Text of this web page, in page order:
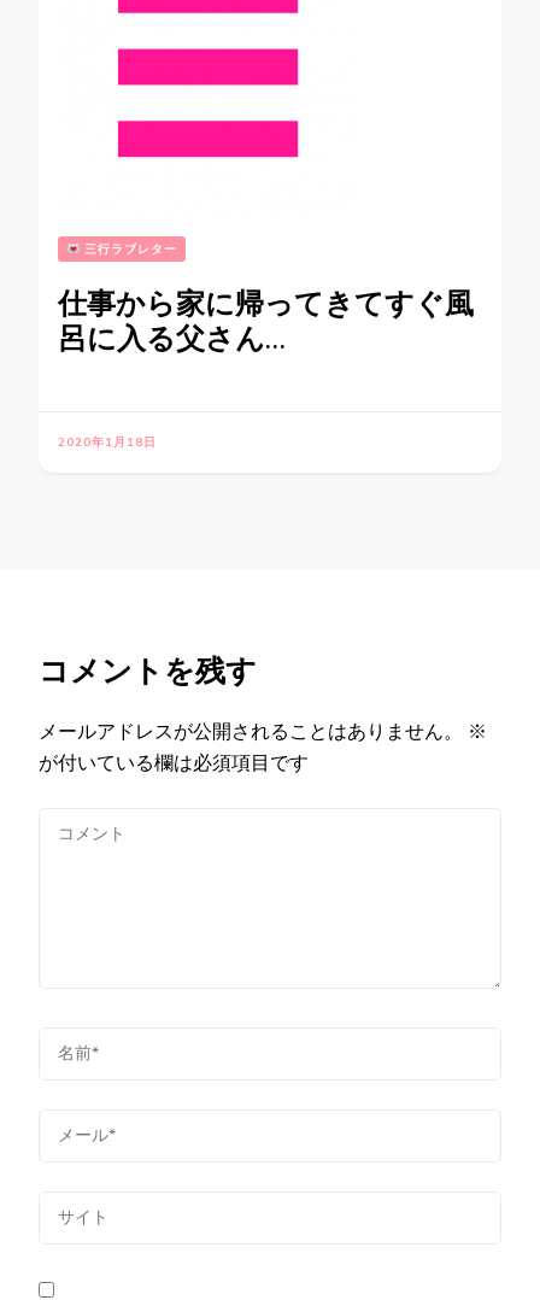
三行ラブレター
仕事から家に帰ってきてすぐ風
呂に入る父さん…
2020年1月18日
コメントを残す
メールアドレスが公開されることはありません。
※
が付いている欄は必須項目です